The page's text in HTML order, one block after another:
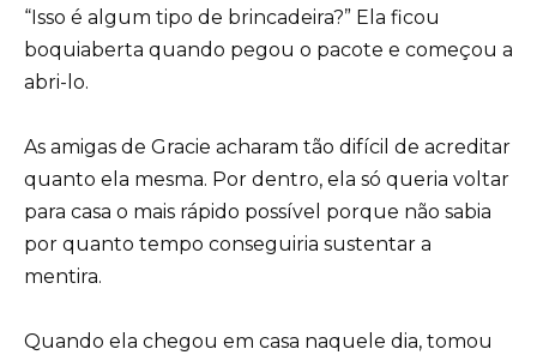
“Isso é algum tipo de brincadeira?” Ela ficou
boquiaberta quando pegou o pacote e começou a
abri-lo.
As amigas de Gracie acharam tão difícil de acreditar
quanto ela mesma. Por dentro, ela só queria voltar
para casa o mais rápido possível porque não sabia
por quanto tempo conseguiria sustentar a
mentira.
Quando ela chegou em casa naquele dia, tomou